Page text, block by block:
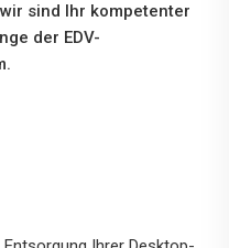
sind Ihr kompetenter
der EDV-